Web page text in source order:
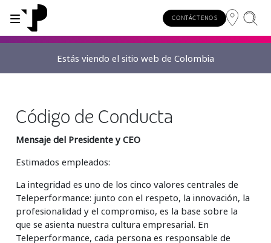
CONTÁCTENOS
Innovative partners
Awards and recognition
Leadership
Security and process excellence
Newsroom
AI solutions
End-to-end CX services
Consulting services
Specialized services
Banking and financial services
Communications
Energy and utilities
Gaming
Government
TP.ai Think Tank
Client stories
White papers
Blog
Reports
Choose TP
Work from home
Job opportunities
For Fun Festival
Our responsibilities
Our communities
Our people
Our planet
Group policies
Stock information
Investor information
Publications and events
Individual shareholders
Estás viendo el sitio web de Colombia
Código de Conducta
Mensaje del Presidente y CEO
Estimados empleados:
La integridad es uno de los cinco valores centrales de
Teleperformance: junto con el respeto, la innovación, la
profesionalidad y el compromiso, es la base sobre la
que se asienta nuestra cultura empresarial. En
Teleperformance, cada persona es responsable de